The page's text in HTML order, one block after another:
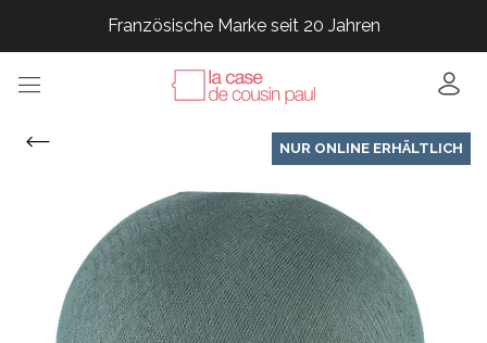
Französische Marke seit 20 Jahren
Französische Marke seit 20 Jahren
Französische Marke seit 20 Jahren
NUR ONLINE ERHÄLTLICH